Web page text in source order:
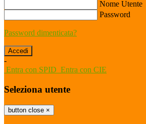
Nome Utente
Password
Password dimenticata?
-
Entra con SPID Entra con CIE
Seleziona utente
button close ×